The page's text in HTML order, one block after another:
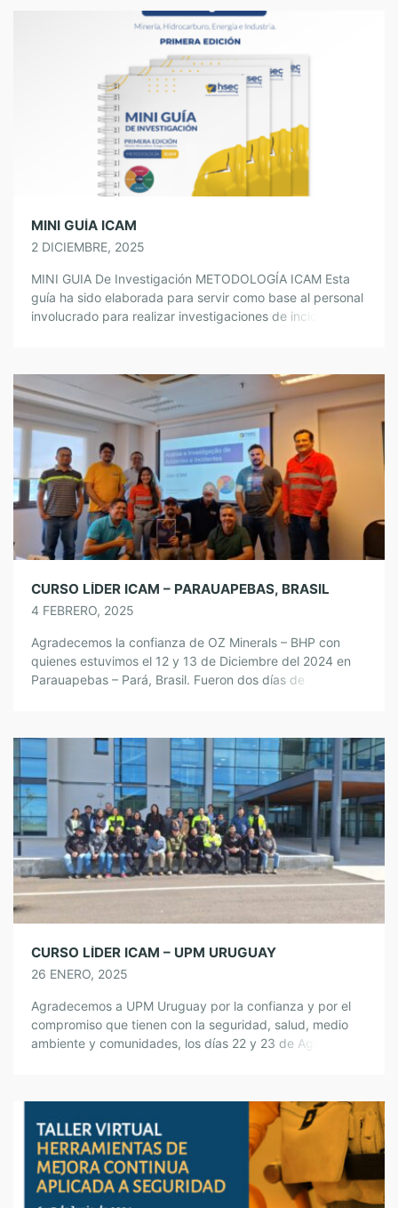
la seguridad y con disponibilidad al aprendizaje. @Equipo
MINI GUÍA ICAM
2 DICIEMBRE, 2025
MINI GUIA De Investigación METODOLOGÍA ICAM Esta
guía ha sido elaborada para servir como base al personal
involucrado para realizar investigaciones de incidentes
sistemático para una investigación adecuada. Permite
identificar los factores locales y las fallas dentro de la […]
CURSO LÍDER ICAM – PARAUAPEBAS, BRASIL
4 FEBRERO, 2025
Agradecemos la confianza de OZ Minerals – BHP con
quienes estuvimos el 12 y 13 de Diciembre del 2024 en
Parauapebas – Pará, Brasil. Fueron dos días de
aprendizaje. @Equipo Hsec Consulting
CURSO LÍDER ICAM – UPM URUGUAY
26 ENERO, 2025
Agradecemos a UPM Uruguay por la confianza y por el
compromiso que tienen con la seguridad, salud, medio
ambiente y comunidades, los días 22 y 23 de Agosto del
E INCIDENTES – LÍDER ICAM en la Unidad de […]